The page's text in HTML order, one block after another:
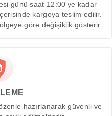
günü saat 12:00'ye kadar
kargoya teslim edilir.
göre değişiklik gösterir.
hazırlanarak güvenli ve